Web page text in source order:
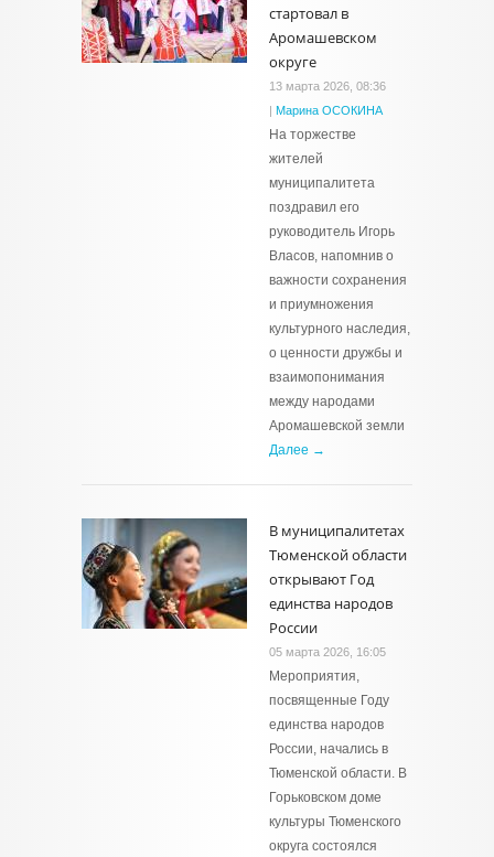
стартовал в
Аромашевском
округе
13 марта 2026, 08:36
| Марина ОСОКИНА
На торжестве
жителей
муниципалитета
поздравил его
руководитель Игорь
Власов, напомнив о
важности сохранения
и приумножения
культурного наследия,
о ценности дружбы и
взаимопонимания
между народами
Аромашевской земли
Далее →
В муниципалитетах
Тюменской области
открывают Год
единства народов
России
05 марта 2026, 16:05
Мероприятия,
посвященные Году
единства народов
России, начались в
Тюменской области. В
Горьковском доме
культуры Тюменского
округа состоялся